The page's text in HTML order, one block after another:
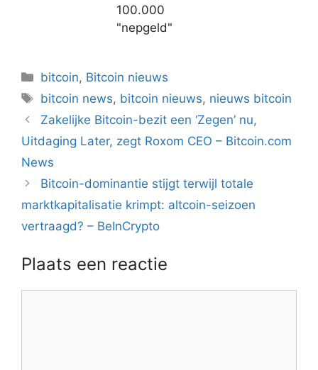
100.000
"nepgeld"
Categorieën
bitcoin, Bitcoin nieuws
Tags
bitcoin news, bitcoin nieuws, nieuws bitcoin
Berichtnavigatie
Zakelijke Bitcoin-bezit een ‘Zegen’ nu,
Uitdaging Later, zegt Roxom CEO – Bitcoin.com
News
Bitcoin-dominantie stijgt terwijl totale
marktkapitalisatie krimpt: altcoin-seizoen
vertraagd? – BeInCrypto
Plaats een reactie